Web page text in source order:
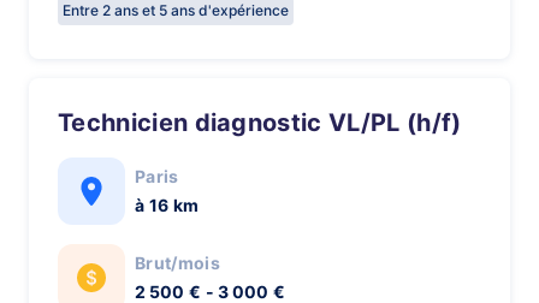
Entre 2 ans et 5 ans d'expérience
Technicien diagnostic VL/PL (h/f)
Paris
à 16 km
Brut/mois
2 500 € - 3 000 €